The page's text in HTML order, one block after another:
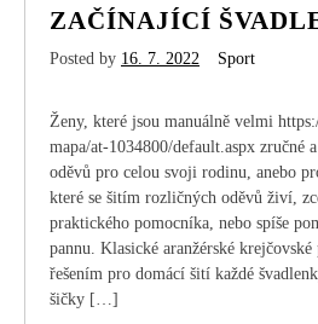
ZAČÍNAJÍCÍ
Posted by 16. 7. 2022 Sport
Ženy, které jsou manuálně velmi
mapa/at-1034800/default.aspx zručné
oděvů pro celou svoji rodinu, anebo
které se šitím rozličných oděvů živí,
praktického pomocníka, nebo spíše
pannu. Klasické aranžérské
řešením pro domácí šití každé
šičky […]